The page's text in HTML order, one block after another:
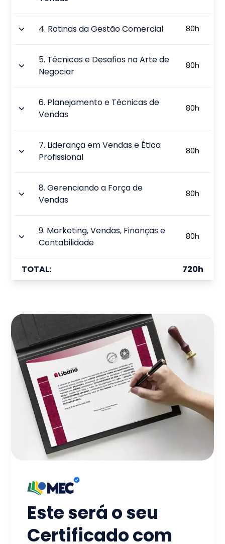
4. Rotinas da Gestão Comercial 80h
5. Técnicas e Desafios na Arte de
Negociar
80h
6. Planejamento e Técnicas de
Vendas
80h
7. Liderança em Vendas e Ética
Profissional
80h
8.Gerenciando a Força de
Vendas
80h
9. Marketing, Vendas, Finanças e
Contabilidade
80h
TOTAL: 720h
Este será o seu
Certificado com